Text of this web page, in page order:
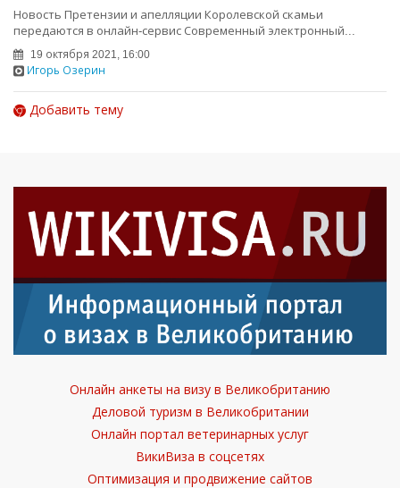
Новость Претензии и апелляции Королевской скамьи
передаются в онлайн-сервис Современный электронный...
19 октября 2021, 16:00
Игорь Озерин
Добавить тему
Онлайн анкеты на визу в Великобританию
Деловой туризм в Великобритании
Онлайн портал ветеринарных услуг
ВикиВиза в соцсетях
Оптимизация и продвижение сайтов